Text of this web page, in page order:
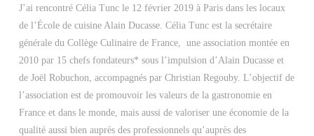
J’ai rencontré Célia Tunc le 12 février 2019 à Paris dans les locaux
de l’École de cuisine Alain Ducasse. Célia Tunc est la secrétaire
générale du Collège Culinaire de France, une association montée en
2010 par 15 chefs fondateurs* sous l’impulsion d’Alain Ducasse et
de Joël Robuchon, accompagnés par Christian Regouby. L’objectif de
l’association est de promouvoir les valeurs de la gastronomie en
France et dans le monde, mais aussi de valoriser une économie de la
qualité aussi bien auprès des professionnels qu’auprès des